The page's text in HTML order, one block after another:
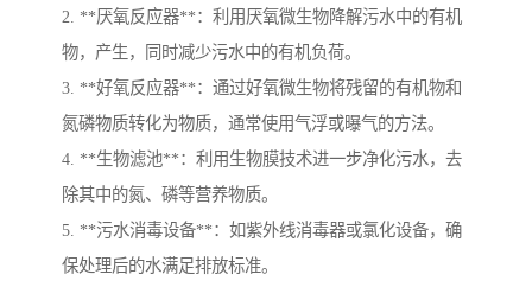
2. **厌氧反应器**：利用厌氧微生物降解污水中的有机
物，产生，同时减少污水中的有机负荷。
3. **好氧反应器**：通过好氧微生物将残留的有机物和
氮磷物质转化为物质，通常使用气浮或曝气的方法。
4. **生物滤池**：利用生物膜技术进一步净化污水，去
除其中的氮、磷等营养物质。
5. **污水消毒设备**：如紫外线消毒器或氯化设备，确
保处理后的水满足排放标准。